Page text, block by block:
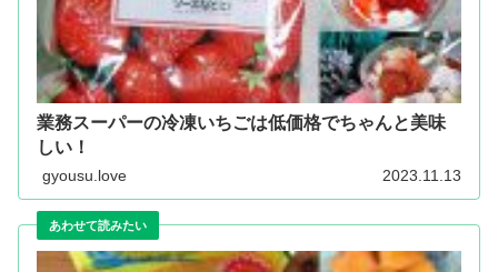
業務スーパーの冷凍いちごは低価格でちゃんと美味
しい！
gyousu.love 2023.11.13